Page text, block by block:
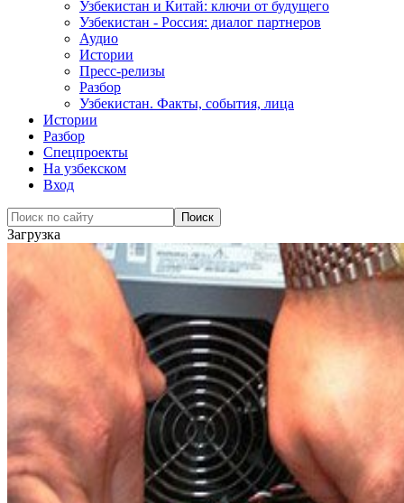
Узбекистан и Китай: ключи от будущего
Узбекистан - Россия: диалог партнеров
Аудио
Истории
Пресс-релизы
Разбор
Узбекистан. Факты, события, лица
Истории
Разбор
Спецпроекты
На узбекском
Вход
Загрузка